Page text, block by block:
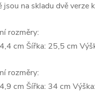
jsou na skladu dvě verze
rozměry:
cm Šířka: 25,5 cm
rozměry:
cm Šířka: 34 cm